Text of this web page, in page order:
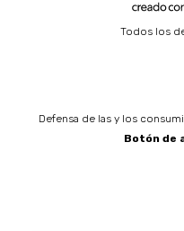
Todos los
Defensa de las y los
Botón de